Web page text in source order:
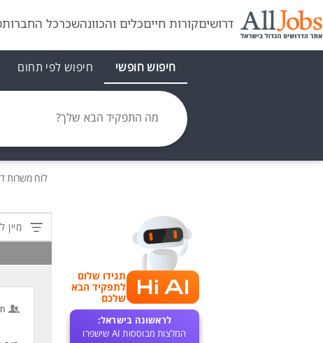
דרושיםקורות חייםכלים והכוונהשכרכל החברות
חיפוש חופשי חיפוש לפי תחום
מה התפקיד הבא שלך?
לוח משרות
תגידו שלום
לתפקיד הבא
שלכם
לראשונה בישראל:
המלצות מבוססות AI שישפרו
מיין